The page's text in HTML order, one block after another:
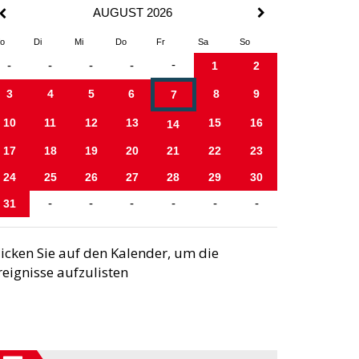
AUGUST 2026
Di Mi Do Fr Sa So
- - - - - 1 2
3 4 5 6 7 8 9
10 11 12 13 14 15 16
17 18 19 20 21 22 23
24 25 26 27 28 29 30
31 - - - - - -
Sie auf den Kalender, um die
aufzulisten